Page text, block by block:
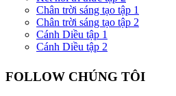
Chân trời sáng tạo tập 1
Chân trời sáng tạo tập 2
Cánh Diều tập 1
Cánh Diều tập 2
FOLLOW CHÚNG TÔI